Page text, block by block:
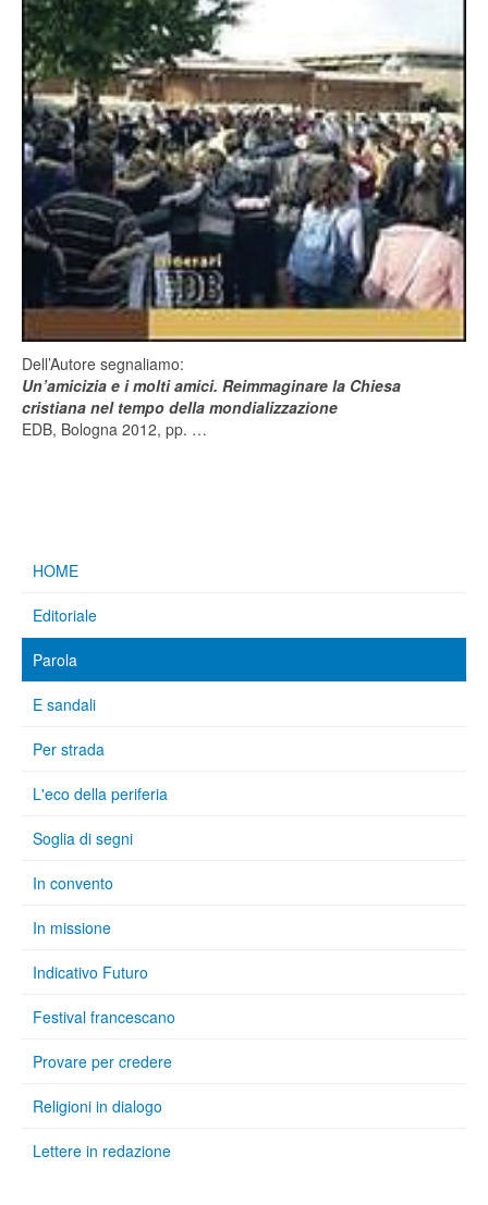
Dell’Autore segnaliamo:
Un’amicizia e i molti amici. Reimmaginare la Chiesa
cristiana nel tempo della mondializzazione
EDB, Bologna 2012, pp. …
HOME
Editoriale
Parola
E sandali
Per strada
L'eco della periferia
Soglia di segni
In convento
In missione
Indicativo Futuro
Festival francescano
Provare per credere
Religioni in dialogo
Lettere in redazione